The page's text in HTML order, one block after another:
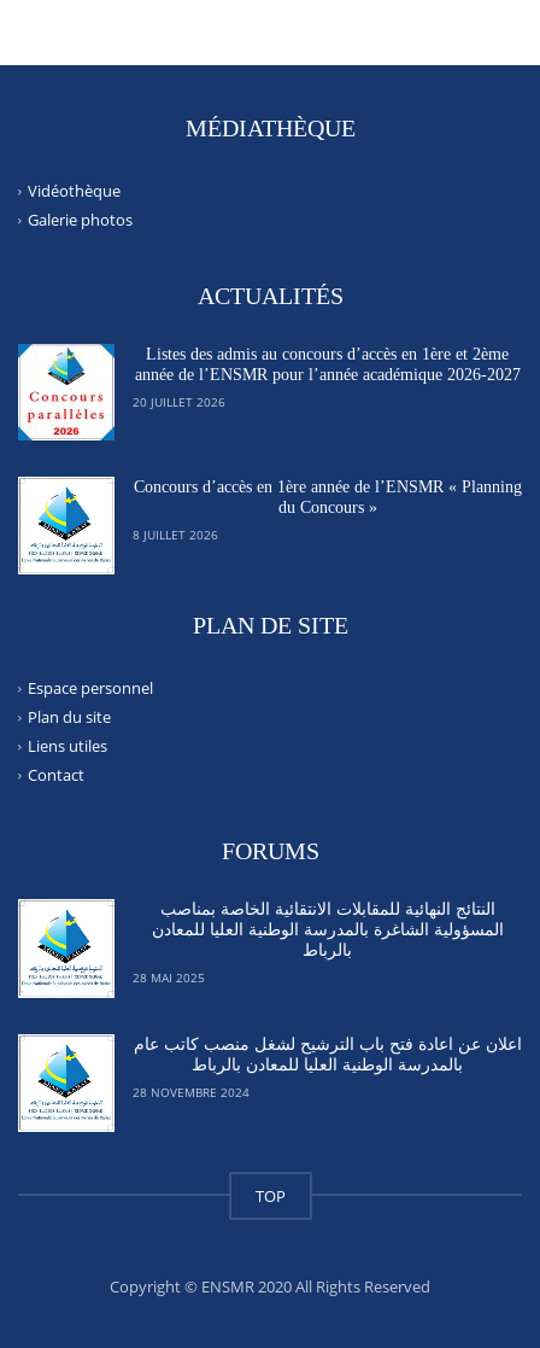
MÉDIATHÈQUE
Vidéothèque
Galerie photos
ACTUALITÉS
Listes des admis au concours d’accès en 1ère et 2ème
année de l’ENSMR pour l’année académique 2026-2027
20 JUILLET 2026
Concours d’accès en 1ère année de l’ENSMR « Planning
du Concours »
8 JUILLET 2026
PLAN DE SITE
Espace personnel
Plan du site
Liens utiles
Contact
FORUMS
النتائج النهائية للمقابلات الانتقائية الخاصة بمناصب
المسؤولية الشاغرة بالمدرسة الوطنية العليا للمعادن
بالرباط
28 MAI 2025
اعلان عن اعادة فتح باب الترشيح لشغل منصب كاتب عام
بالمدرسة الوطنية العليا للمعادن بالرباط
28 NOVEMBRE 2024
TOP
Copyright © ENSMR 2020 All Rights Reserved